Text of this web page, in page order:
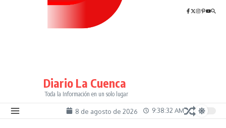
Diario La Cuenca
Toda la Información en un solo lugar
8 de agosto de 2026 9:38:32 AM